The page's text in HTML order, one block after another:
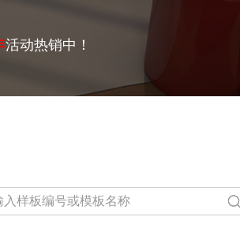
活动热销中！